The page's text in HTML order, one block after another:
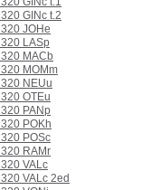
320 GINc t.2
320 JOHe
320 LASp
320 MACb
320 MOMm
320 NEUu
320 OTEu
320 PANp
320 POKh
320 POSc
320 RAMr
320 VALc
320 VALc 2ed